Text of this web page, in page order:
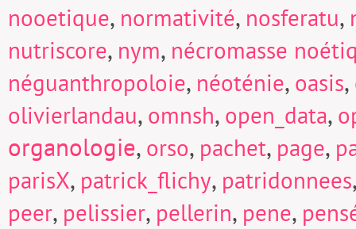
nooetique, normativité, nosferatu,
nutriscore, nym, nécromasse
néguanthropoloie, néoténie, oasis,
olivierlandau, omnsh, open_data,
organologie, orso, pachet, page,
parisX, patrick_flichy, patridonnees
peer, pelissier, pellerin, pene,